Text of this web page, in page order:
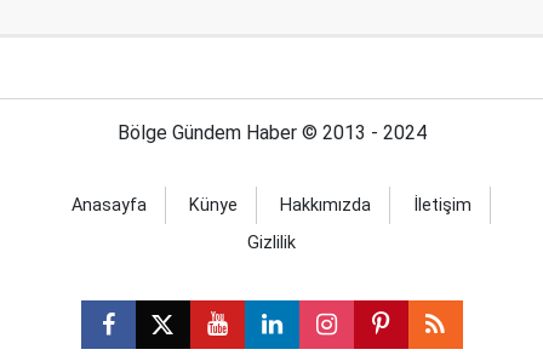
Bölge Gündem Haber © 2013 - 2024
Anasayfa Künye Hakkımızda
İletişim
Gizlilik